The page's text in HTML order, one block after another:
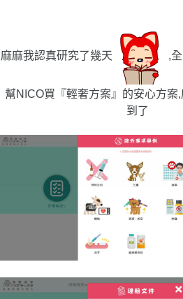
麻麻我認真研究了幾天 ,
幫NICO買『輕奢方案』的安心方案
到了